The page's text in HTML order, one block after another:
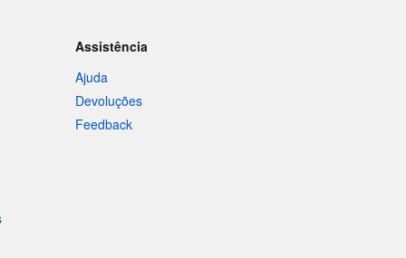
Assistência
Ajuda
Devoluções
Feedback